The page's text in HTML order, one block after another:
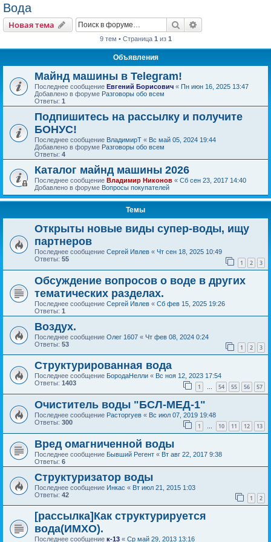
Вода
Новая тема Поиск
9 тем • Страница 1 из 1
Объявления
Майнд машины в Telegram!
Последнее сообщение Евгений Борисович « Пн июн 16, 2025 13:47
Добавлено в форуме Разговоры обо всем
Ответы: 1
Подпишитесь на рассылку и получите
БОНУС!
Последнее сообщение ВладимирТ « Вс май 05, 2024 19:44
Добавлено в форуме Разговоры обо всем
Ответы: 4
Каталог майнд машины 2026
Последнее сообщение Владимир Никонов « Сб сен 23, 2017 14:40
Добавлено в форуме Вопросы покупателей
Темы
Открыты новые виды супер-воды, ищу
партнеров
Последнее сообщение Сергей Ивлев « Чт сен 18, 2025 10:49
Ответы: 55 1 2 3
Обсуждение вопросов о воде в других
тематических разделах.
Последнее сообщение Сергей Ивлев « Сб фев 15, 2025 19:26
Ответы: 1
Воздух.
Последнее сообщение Олег 1607 « Чт фев 08, 2024 0:24
Ответы: 53 1 2 3
Структурированная вода
Последнее сообщение БородаНелли « Вс ноя 12, 2023 17:54
Ответы: 1403 1 … 54 55 56 57
Очиститель воды "БСЛ-МЕД-1"
Последнее сообщение Расторгуев « Вс июл 07, 2019 19:48
Ответы: 300 1 … 10 11 12 13
Вред омагниченной воды
Последнее сообщение Бывший Регент « Вт авг 22, 2017 9:38
Ответы: 6
Структуризатор воды
Последнее сообщение Инкас « Вт июл 21, 2015 1:03
Ответы: 42 1 2
[рассылка]Как структурируется
вода(ИМХО).
Последнее сообщение к-13 « Ср май 29, 2013 13:16